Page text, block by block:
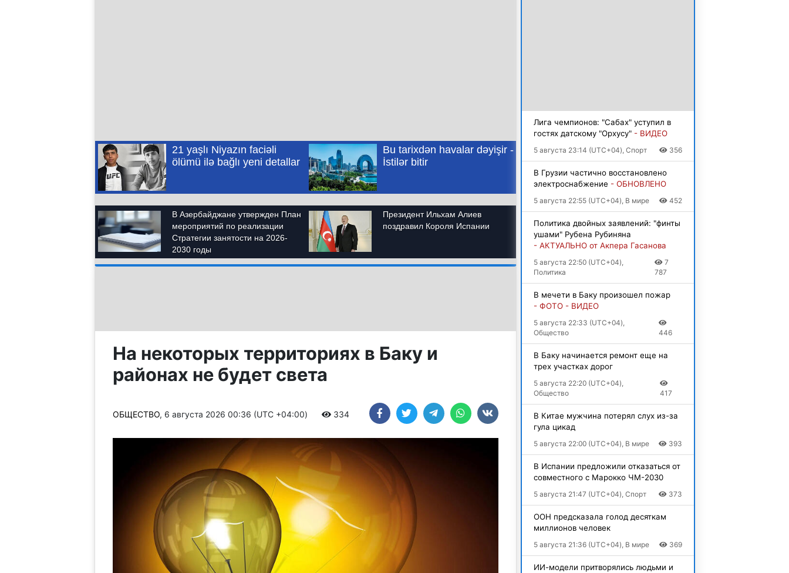
На некоторых территориях в Баку и
районах не будет света
ОБЩЕСТВО, 6 августа 2026 00:36 (UTC +04:00) 334
Лига чемпионов: "Сабах" уступил в
гостях датскому "Орхусу" - ВИДЕО
5 августа 23:14 (UTC+04), Спорт 356
В Грузии частично восстановлено
электроснабжение - ОБНОВЛЕНО
5 августа 22:55 (UTC+04), В мире 452
Политика двойных заявлений: "финты
ушами" Рубена Рубиняна
- АКТУАЛЬНО от Акпера Гасанова
5 августа 22:50 (UTC+04),
Политика
7
787
В мечети в Баку произошел пожар
- ФОТО - ВИДЕО
5 августа 22:33 (UTC+04),
Общество
446
В Баку начинается ремонт еще на
трех участках дорог
5 августа 22:20 (UTC+04),
Общество
417
В Китае мужчина потерял слух из-за
гула цикад
5 августа 22:00 (UTC+04), В мире 393
В Испании предложили отказаться от
совместного с Марокко ЧМ-2030
5 августа 21:47 (UTC+04), Спорт 373
ООН предсказала голод десяткам
миллионов человек
5 августа 21:36 (UTC+04), В мире 369
ИИ-модели притворялись людьми и